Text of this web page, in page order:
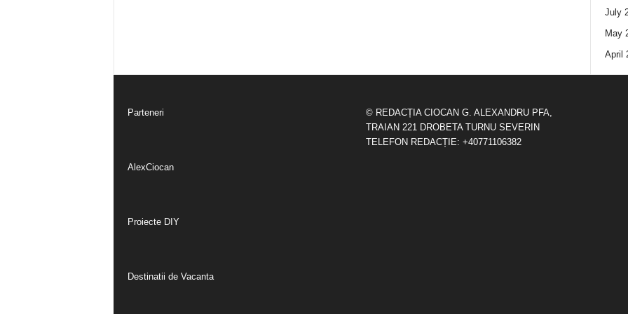
July
May
April
Parteneri
AlexCiocan
Proiecte DIY
Destinatii de Vacanta
© REDACȚIA CIOCAN G. ALEXANDRU PFA,
TRAIAN 221 DROBETA TURNU SEVERIN
TELEFON REDACȚIE: +40771106382